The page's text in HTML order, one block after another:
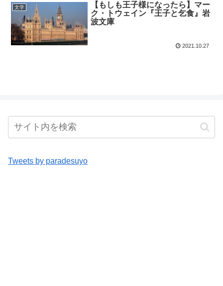
文学
【もしも王子様になったら】マー
ク・トウェイン『王子と乞食』岩
波文庫
2021.10.27
Tweets by paradesuyo